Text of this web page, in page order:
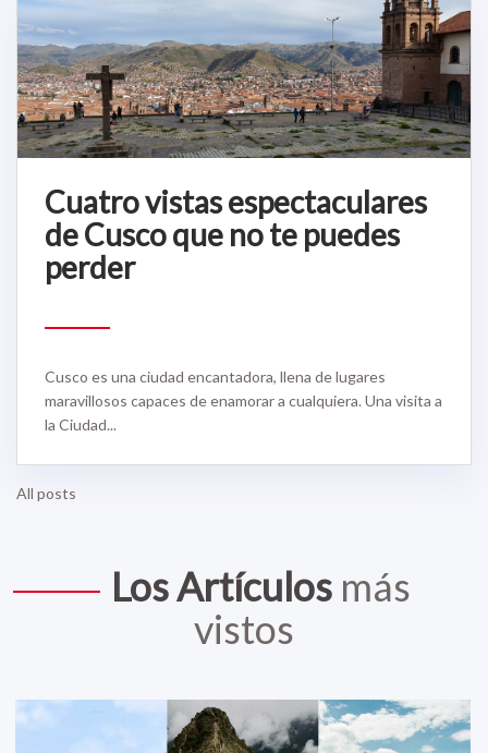
Cuatro vistas espectaculares
de Cusco que no te puedes
perder
Cusco es una ciudad encantadora, llena de lugares
maravillosos capaces de enamorar a cualquiera. Una visita a
la Ciudad...
All posts
Los Artículosmás
vistos